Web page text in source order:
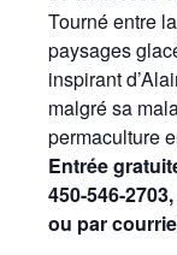
Tourné entre
paysages
inspirant
malgré sa
permaculture
Entrée
450-546-
ou par